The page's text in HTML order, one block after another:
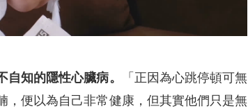
知的隱性心臟病。
「正因為心跳停頓可無
，便以為自己非常健康，但其實他們只是無